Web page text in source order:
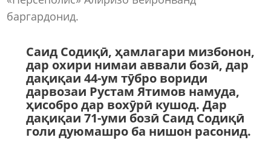
баргардонид.
Саид Содиқӣ, ҳамлагари мизбонон,
дар охири нимаи аввали бозӣ, дар
дақиқаи 44-ум тӯбро вориди
дарвозаи Рустам Ятимов намуда,
ҳисобро дар вохӯрӣ кушод. Дар
дақиқаи 71-уми бозӣ Саид Содиқӣ
голи дуюмашро ба нишон расонид.